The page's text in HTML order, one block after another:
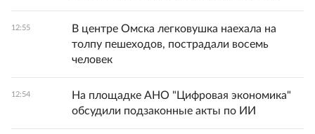
12:55
В центре Омска легковушка наехала на
толпу пешеходов, пострадали восемь
человек
12:54
На площадке АНО "Цифровая экономика"
обсудили подзаконные акты по ИИ